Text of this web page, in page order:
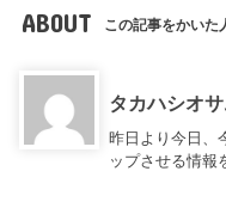
ABOUT この記事をかいた
タカハシオ
昨日より今日、
ップさせる情報